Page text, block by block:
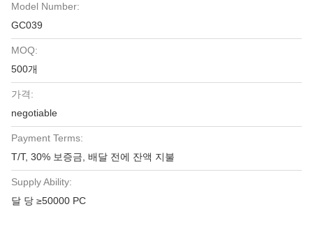
Model Number:
GC039
MOQ:
500개
가격:
negotiable
Payment Terms:
T/T, 30% 보증금, 배달 전에 잔액 지불
Supply Ability:
달 당 ≥50000 PC